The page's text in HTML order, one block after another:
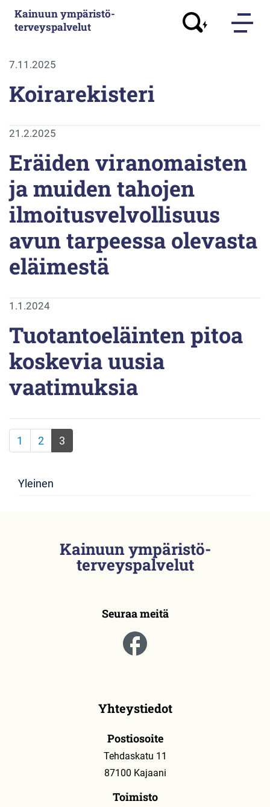
Kainuun ympäristö­
terveyspalvelut
7.11.2025
Koirarekisteri
21.2.2025
Eräiden viranomaisten
ja muiden tahojen
ilmoitusvelvollisuus
avun tarpeessa olevasta
eläimestä
1.1.2024
Tuotantoeläinten pitoa
koskevia uusia
vaatimuksia
1 2 3
c
t
Yleinen
Kainuun ympäristö­
terveyspalvelut
Seuraa meitä
Yhteystiedot
Postiosoite
Tehdaskatu 11
87100 Kajaani
Toimisto